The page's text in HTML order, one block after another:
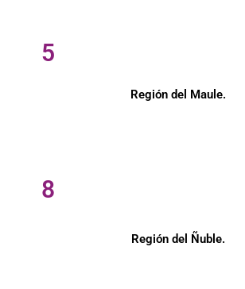
5
Región del Maule.
8
Región del Ñuble.